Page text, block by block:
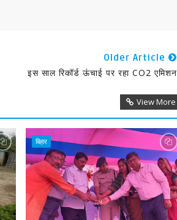
Older Article
इस साल रिकॉर्ड ऊंचाई पर रहा CO2 एमिशन
View More
बिहार